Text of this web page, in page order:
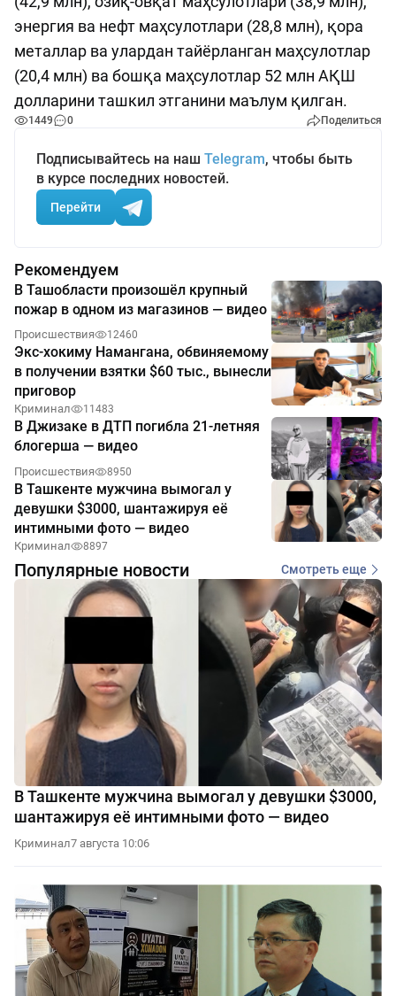
энергия ва нефт маҳсулотлари (28,8 млн), қора
металлар ва улардан тайёрланган маҳсулотлар
(20,4 млн) ва бошқа маҳсулотлар 52 млн АҚШ
долларини ташкил этганини маълум қилган.
1449 0 Поделиться
Подписывайтесь на наш Telegram, чтобы быть
в курсе последних новостей.
Перейти
Рекомендуем
В Ташобласти произошёл крупный
пожар в одном из магазинов — видео
Происшествия 12460
Экс-хокиму Намангана, обвиняемому
в получении взятки $60 тыс., вынесли
приговор
Криминал 11483
В Джизаке в ДТП погибла 21-летняя
блогерша — видео
Происшествия 8950
В Ташкенте мужчина вымогал у
девушки $3000, шантажируя её
интимными фото — видео
Криминал 8897
Популярные новости Смотреть еще
В Ташкенте мужчина вымогал у девушки $3000,
шантажируя её интимными фото — видео
Криминал7 августа 10:06